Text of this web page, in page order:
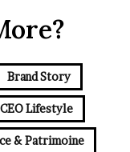
Brand Story
CEO Lifestyle
& Patrimoine